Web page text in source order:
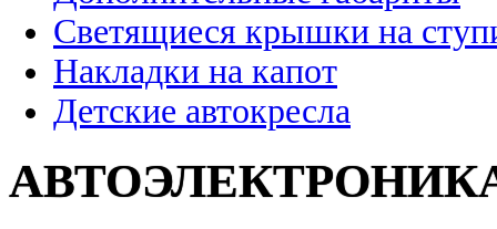
Светящиеся крышки на
Накладки на капот
Детские автокресла